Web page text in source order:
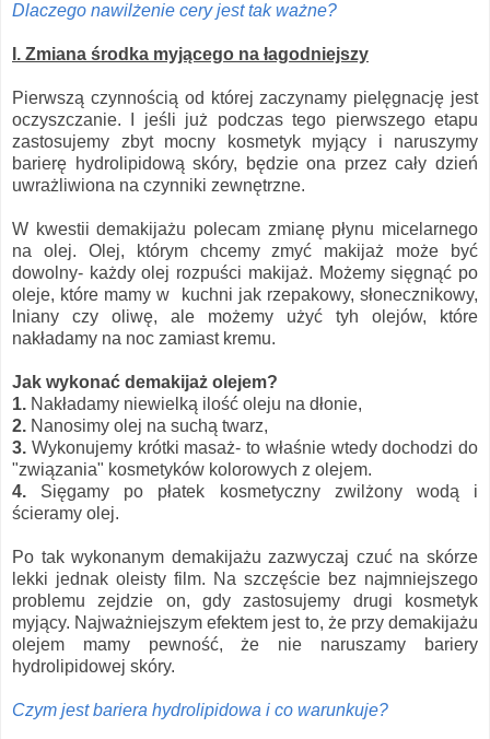
Dlaczego nawilżenie cery jest tak ważne?
I. Zmiana środka myjącego na łagodniejszy
Pierwszą czynnością od której zaczynamy pielęgnację jest
oczyszczanie. I jeśli już podczas tego pierwszego etapu
zastosujemy zbyt mocny kosmetyk myjący i naruszymy
barierę hydrolipidową skóry, będzie ona przez cały dzień
uwrażliwiona na czynniki zewnętrzne.
W kwestii demakijażu polecam zmianę płynu micelarnego
na olej. Olej, którym chcemy zmyć makijaż może być
dowolny- każdy olej rozpuści makijaż. Możemy sięgnąć po
oleje, które mamy w kuchni jak rzepakowy, słonecznikowy,
lniany czy oliwę, ale możemy użyć tyh olejów, które
nakładamy na noc zamiast kremu.
Jak wykonać demakijaż olejem?
1. Nakładamy niewielką ilość oleju na dłonie,
2. Nanosimy olej na suchą twarz,
3. Wykonujemy krótki masaż- to właśnie wtedy dochodzi do
"związania" kosmetyków kolorowych z olejem.
4. Sięgamy po płatek kosmetyczny zwilżony wodą i
ścieramy olej.
Po tak wykonanym demakijażu zazwyczaj czuć na skórze
lekki jednak oleisty film. Na szczęście bez najmniejszego
problemu zejdzie on, gdy zastosujemy drugi kosmetyk
myjący. Najważniejszym efektem jest to, że przy demakijażu
olejem mamy pewność, że nie naruszamy bariery
hydrolipidowej skóry.
Czym jest bariera hydrolipidowa i co warunkuje?